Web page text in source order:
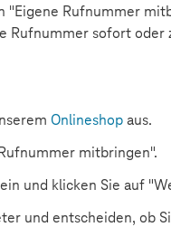
"Eigene Rufnummer
Rufnummer sofort
Onlineshopaus.
mitbringen".
und klicken Sie auf
und entscheiden, ob